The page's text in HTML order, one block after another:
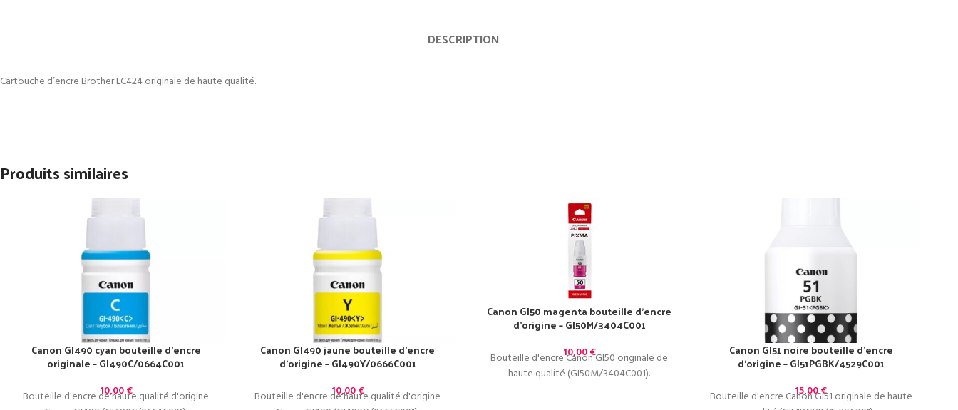
DESCRIPTION
Cartouche d’encre Brother LC424 originale de haute qualité.
Produits similaires
Canon GI490 cyan bouteille d’encre
originale – GI490C/0664C001
10,00€
Bouteille d'encre de haute qualité d'origine
Canon GI490 jaune bouteille d’encre
d’origine – GI490Y/0666C001
10,00€
Bouteille d'encre de haute qualité d'origine
Canon GI50 magenta bouteille d’encre
d’origine – GI50M/3404C001
10,00€
Bouteille d'encre Canon GI50 originale de
haute qualité (GI50M/3404C001).
Canon GI51 noire bouteille d’encre
d’origine – GI51PGBK/4529C001
15,00€
Bouteille d'encre Canon GI51 originale de haute